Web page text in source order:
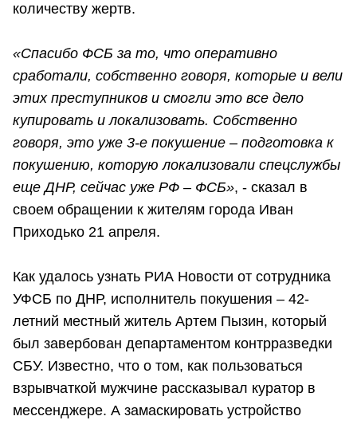
количеству жертв.
«Спасибо ФСБ за то, что оперативно
сработали, собственно говоря, которые и вели
этих преступников и смогли это все дело
купировать и локализовать. Собственно
говоря, это уже 3-е покушение – подготовка к
покушению, которую локализовали спецслужбы
еще ДНР, сейчас уже РФ – ФСБ», - сказал в
своем обращении к жителям города Иван
Приходько 21 апреля.
Как удалось узнать РИА Новости от сотрудника
УФСБ по ДНР, исполнитель покушения – 42-
летний местный житель Артем Пызин, который
был завербован департаментом контрразведки
СБУ. Известно, что о том, как пользоваться
взрывчаткой мужчине рассказывал куратор в
мессенджере. А замаскировать устройство